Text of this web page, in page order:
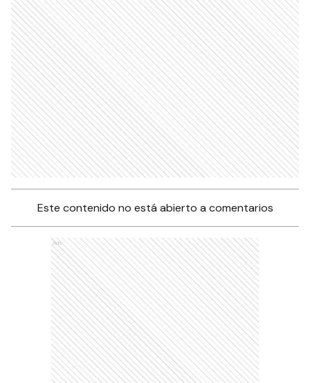
Este contenido no está abierto a comentarios
Ads